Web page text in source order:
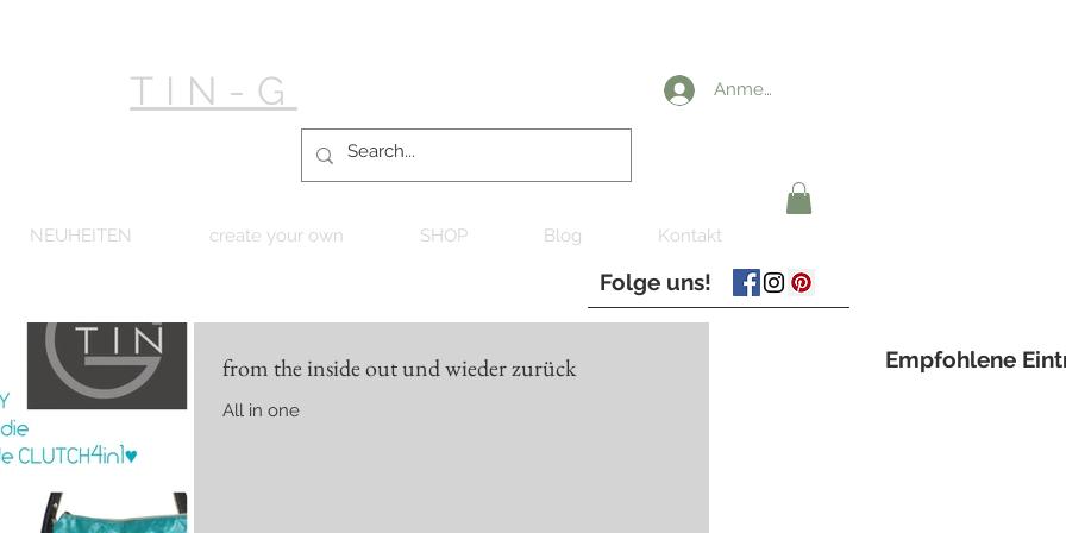
TIN-G Anmelden
NEUHEITEN create your own SHOP Blog Kontakt
Folge uns!
from the inside out und wieder zurück
All in one
Empfohlene